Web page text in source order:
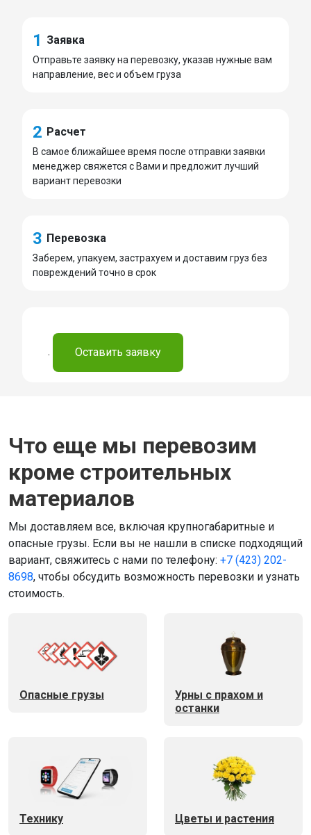
1 Заявка
Отправьте заявку на перевозку, указав нужные вам
направление, вес и объем груза
2 Расчет
В самое ближайшее время после отправки заявки
менеджер свяжется с Вами и предложит лучший
вариант перевозки
3 Перевозка
Заберем, упакуем, застрахуем и доставим груз без
повреждений точно в срок
. Оставить заявку
Что еще мы перевозим
кроме строительных
материалов
Мы доставляем все, включая крупногабаритные и
опасные грузы. Если вы не нашли в списке подходящий
вариант, свяжитесь с нами по телефону: +7 (423) 202-
8698, чтобы обсудить возможность перевозки и узнать
стоимость.
Опасные грузы
Урны с прахом и
останки
Технику Цветы и растения